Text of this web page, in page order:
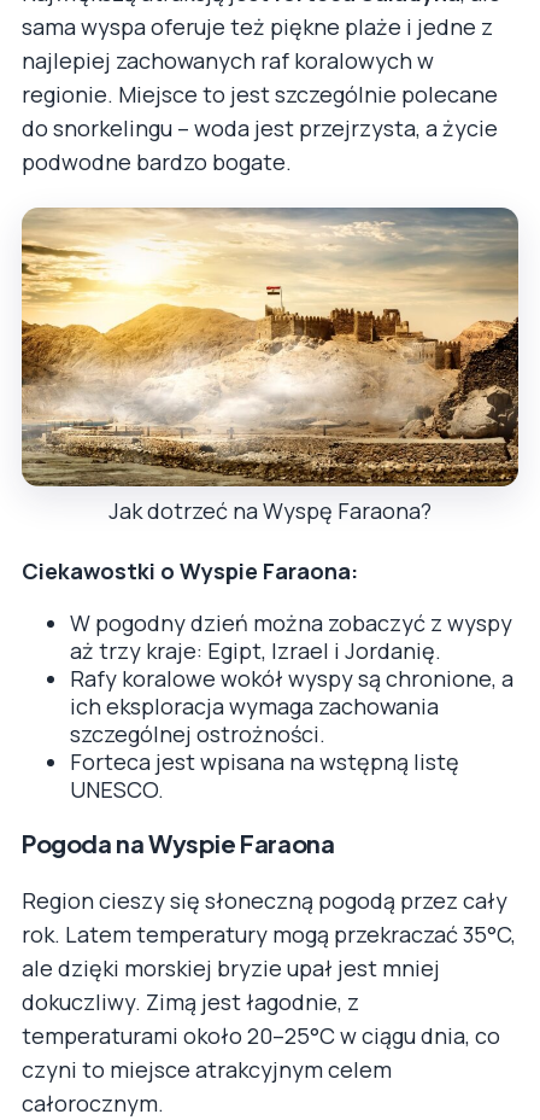
sama wyspa oferuje też piękne plaże i jedne z
najlepiej zachowanych raf koralowych w
regionie. Miejsce to jest szczególnie polecane
do snorkelingu – woda jest przejrzysta, a życie
podwodne bardzo bogate.
Jak dotrzeć na Wyspę Faraona?
Ciekawostki o Wyspie Faraona:
W pogodny dzień można zobaczyć z wyspy
aż trzy kraje: Egipt, Izrael i Jordanię.
Rafy koralowe wokół wyspy są chronione, a
ich eksploracja wymaga zachowania
szczególnej ostrożności.
Forteca jest wpisana na wstępną listę
UNESCO.
Pogoda na Wyspie Faraona
Region cieszy się słoneczną pogodą przez cały
rok. Latem temperatury mogą przekraczać 35°C,
ale dzięki morskiej bryzie upał jest mniej
dokuczliwy. Zimą jest łagodnie, z
temperaturami około 20–25°C w ciągu dnia, co
czyni to miejsce atrakcyjnym celem
całorocznym.